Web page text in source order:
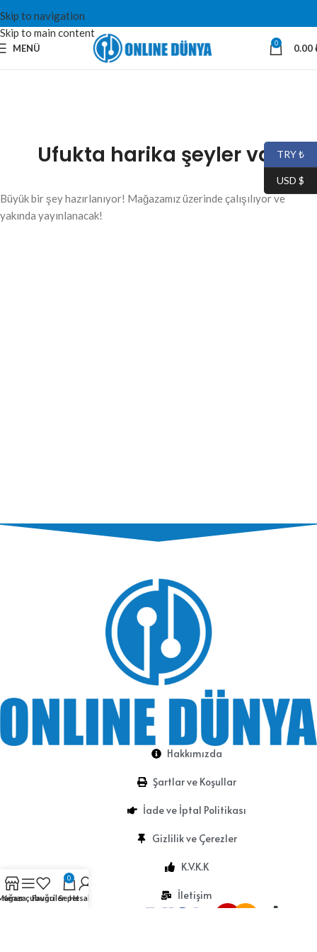
Skip to navigation
Skip to main content
MENÜ 0 0.00
Ufukta harika şeyler var
Büyük bir şey hazırlanıyor! Mağazamız üzerinde çalışılıyor ve
yakında yayınlanacak!
Hakkımızda
Şartlar ve Koşullar
İade ve İptal Politikası
Gizlilik ve Çerezler
K.V.K.K
İletişim
TRY ₺
USD $
Kenar çubuğu
Favoriler
0
SepetHesabım